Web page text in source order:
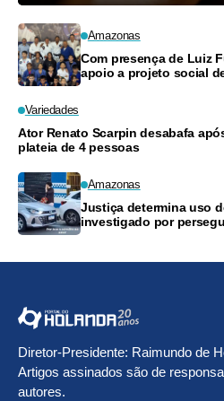
Amazonas
Com presença de Luiz
apoio a projeto social
Variedades
Ator Renato Scarpin desabafa
plateia de 4 pessoas
Amazonas
Justiça determina uso
investigado por
Diretor-Presidente: Raimundo de
Artigos assinados são de
autores.